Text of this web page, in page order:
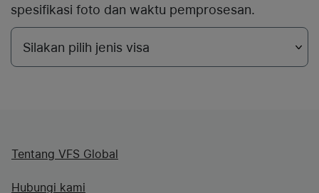
spesifikasi foto dan waktu pemprosesan.
Tentang VFS Global
Hubungi kami